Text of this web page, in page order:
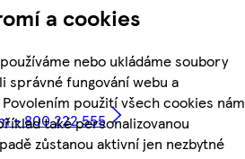
a cookies
nebo ukládáme soubory
správné fungování webu a
použití všech cookies nám
také personalizovanou
zůstanou aktivní jen nezbytné
- 800 222 555